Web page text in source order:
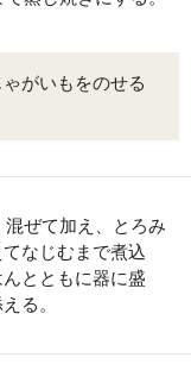
がいもをのせる
混ぜて加え、とろみ
なじむまで煮込
とともに器に盛
る。